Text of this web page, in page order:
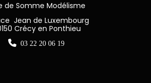
de Somme Modélisme
Jean de Luxembourg
Crécy en Ponthieu
 03 22 20 06 19